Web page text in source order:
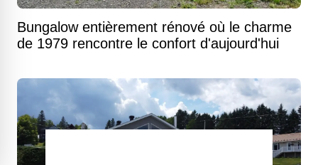
Bungalow entièrement rénové où le charme
de 1979 rencontre le confort d'aujourd'hui